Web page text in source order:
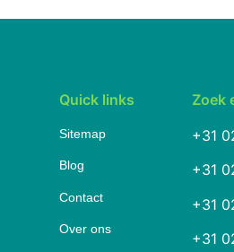
Quick links
Sitemap
Blog
Contact
Over ons
Zoek
+31
+31
+31
+31